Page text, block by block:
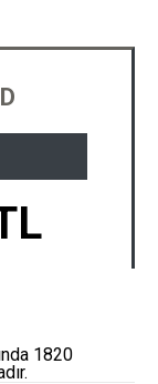
1820